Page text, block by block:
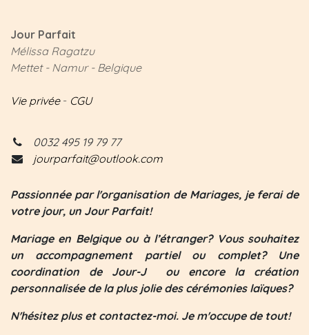
Jour Parfait
Mélissa Ragatzu
Mettet - Namur - Belgique
Vie privée- CGU
0032 495 19 79 77
jourparfait@outlook.com
Passionnée par l'organisation de Mariages, je ferai de
votre jour, un Jour Parfait!
Mariage en Belgique ou à l’étranger? Vous souhaitez
un accompagnement partiel ou complet? Une
coordination de Jour-J ou encore la création
personnalisée de la plus jolie des cérémonies laïques?
N'hésitez plus et contactez-moi. Je m'occupe de tout!